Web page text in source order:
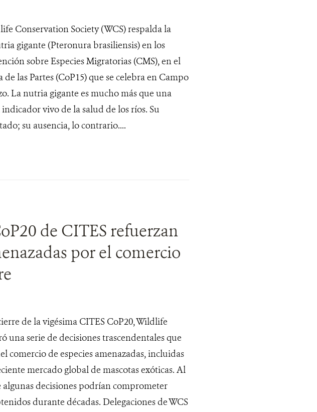
Conservation Society (WCS) respalda la
gigante (Pteronura brasiliensis) en los
sobre Especies Migratorias (CMS), en el
las Partes (CoP15) que se celebra en Campo
La nutria gigante es mucho más que una
vivo de la salud de los ríos. Su
su ausencia, lo contrario....
de CITES refuerzan
por el comercio
de la vigésima CITES CoP20, Wildlife
una serie de decisiones trascendentales que
comercio de especies amenazadas, incluidas
mercado global de mascotas exóticas. Al
decisiones podrían comprometer
durante décadas. Delegaciones de WCS